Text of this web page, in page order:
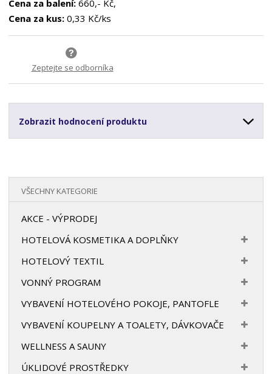
Cena za balení: 660,- Kč,
Cena za kus: 0,33 Kč/ks
Zeptejte se odborníka
Zobrazit hodnocení produktu
VŠECHNY KATEGORIE
AKCE - VÝPRODEJ
HOTELOVÁ KOSMETIKA A DOPLŇKY
HOTELOVÝ TEXTIL
VONNÝ PROGRAM
VYBAVENÍ HOTELOVÉHO POKOJE, PANTOFLE
VYBAVENÍ KOUPELNY A TOALETY, DÁVKOVAČE
WELLNESS A SAUNY
ÚKLIDOVÉ PROSTŘEDKY